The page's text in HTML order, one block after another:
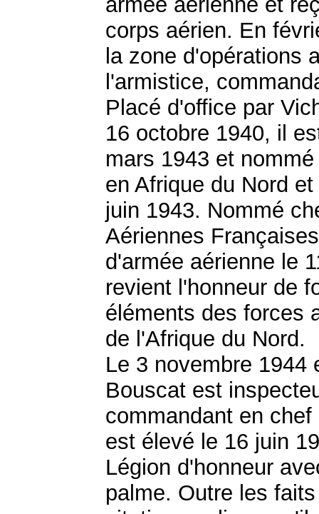
corps aérien. En
la zone d'opérations
l'armistice,
Placé d'office par
16 octobre 1940, il
mars 1943 et
en Afrique du Nord
juin 1943. Nommé
Aériennes Françaises
d'armée aérienne le
revient l'honneur de
éléments des forces
de l'Afrique du Nord.
Le 3 novembre 1944
Bouscat est
commandant en
est élevé le 16 juin
Légion d'honneur
palme. Outre les